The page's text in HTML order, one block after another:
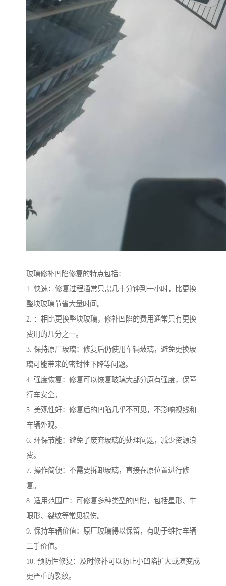
玻璃修补凹陷修复的特点包括：
1. 快速：修复过程通常只需几十分钟到一小时，比更换
整块玻璃节省大量时间。
2. ：相比更换整块玻璃，修补凹陷的费用通常只有更换
费用的几分之一。
3. 保持原厂玻璃：修复后仍使用车辆玻璃，避免更换玻
璃可能带来的密封性下降等问题。
4. 强度恢复：修复可以恢复玻璃大部分原有强度，保障
行车安全。
5. 美观性好：修复后的凹陷几乎不可见，不影响视线和
车辆外观。
6. 环保节能：避免了废弃玻璃的处理问题，减少资源浪
费。
7. 操作简便：不需要拆卸玻璃，直接在原位置进行修
复。
8. 适用范围广：可修复多种类型的凹陷，包括星形、牛
眼形、裂纹等常见损伤。
9. 保持车辆价值：原厂玻璃得以保留，有助于维持车辆
二手价值。
10. 预防性修复：及时修补可以防止小凹陷扩大或演变成
更严重的裂纹。